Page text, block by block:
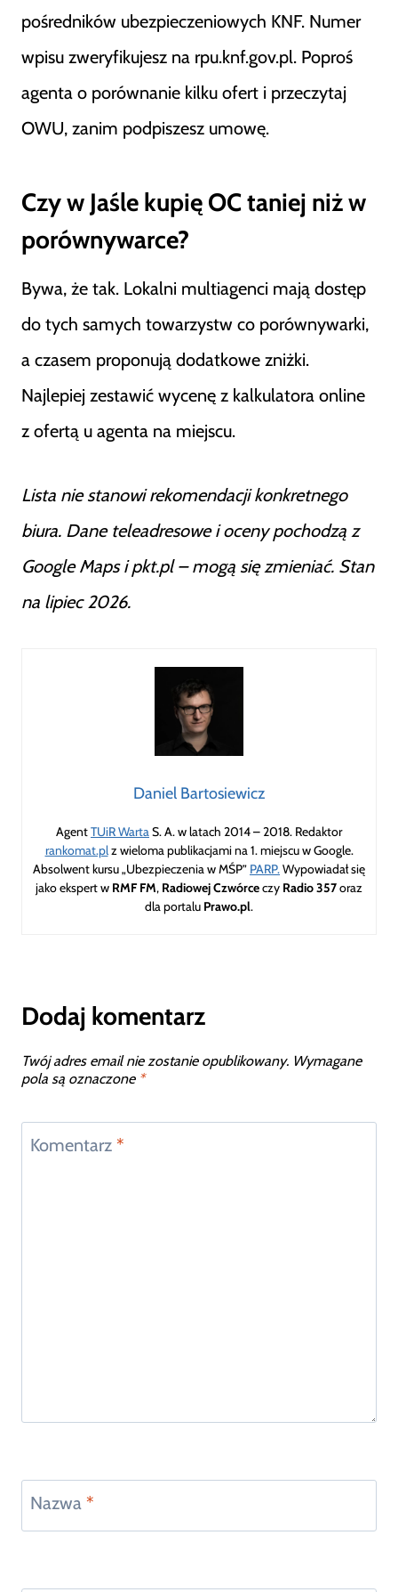
pośredników ubezpieczeniowych KNF. Numer
wpisu zweryfikujesz na rpu.knf.gov.pl. Poproś
agenta o porównanie kilku ofert i przeczytaj
OWU, zanim podpiszesz umowę.
Czy w Jaśle kupię OC taniej niż w
porównywarce?
Bywa, że tak. Lokalni multiagenci mają dostęp
do tych samych towarzystw co porównywarki,
a czasem proponują dodatkowe zniżki.
Najlepiej zestawić wycenę z kalkulatora online
z ofertą u agenta na miejscu.
Lista nie stanowi rekomendacji konkretnego
biura. Dane teleadresowe i oceny pochodzą z
Google Maps i pkt.pl – mogą się zmieniać. Stan
na lipiec 2026.
Daniel Bartosiewicz
AgentTUiR WartaS. A. w latach 2014 – 2018. Redaktor
rankomat.plz wieloma publikacjami na 1. miejscu w Google.
Absolwent kursu „Ubezpieczenia w MŚP” PARP.Wypowiadał się
jako ekspert w RMF FM, Radiowej Czwórceczy Radio 357oraz
dla portalu Prawo.pl.
Dodaj komentarz
Twój adres email nie zostanie opublikowany. Wymagane
pola są oznaczone *
Komentarz *
Nazwa *